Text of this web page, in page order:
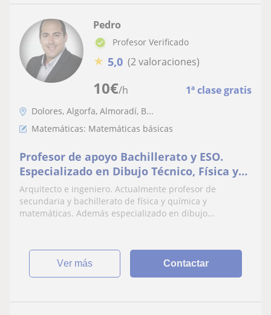
10€/h 1ª clase gratis
Pedro
Profesor Verificado
★ 5,0 (2 valoraciones)
Dolores, Algorfa, Almoradí, B...
Matemáticas: Matemáticas básicas
Profesor de apoyo Bachillerato y ESO.
Especializado en Dibujo Técnico, Física y
Química y Matemáticas
Arquitecto e ingeniero. Actualmente profesor de
secundaria y bachillerato de física y química y
matemáticas. Además especializado en dibujo...
ver más Contactar